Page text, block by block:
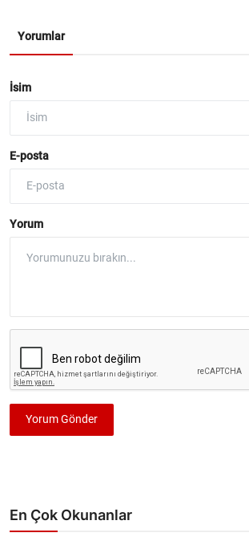
Yorumlar
İsim
E-posta
Yorum
Yorum Gönder
En Çok Okunanlar